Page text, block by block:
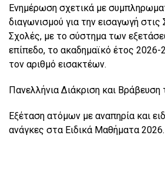
Ενημέρωση σχετικά με
διαγωνισμού για την εισαγωγή στις
Σχολές, με το σύστημα των
επίπεδο, το ακαδημαϊκό έτος
τον αριθμό εισακτέων.
Πανελλήνια Διάκριση και Βράβευση
Εξέταση ατόμων με αναπηρία και
ανάγκες στα Ειδικά Μαθήματα 2026.